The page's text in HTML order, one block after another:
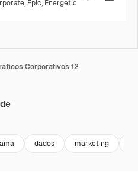
, Epic, Energetic
Corporativos 12
dados marketing